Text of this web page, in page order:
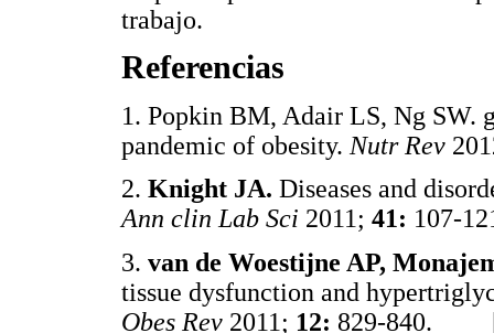
trabajo.
Referencias
1. Popkin BM, Adair LS, Ng SW.
pandemic of obesity. Nutr Rev
2. Knight JA. Diseases and
Ann clin Lab Sci 2011; 41:
3. van de Woestijne AP,
tissue dysfunction and
Obes Rev 2011; 12: 829-840.